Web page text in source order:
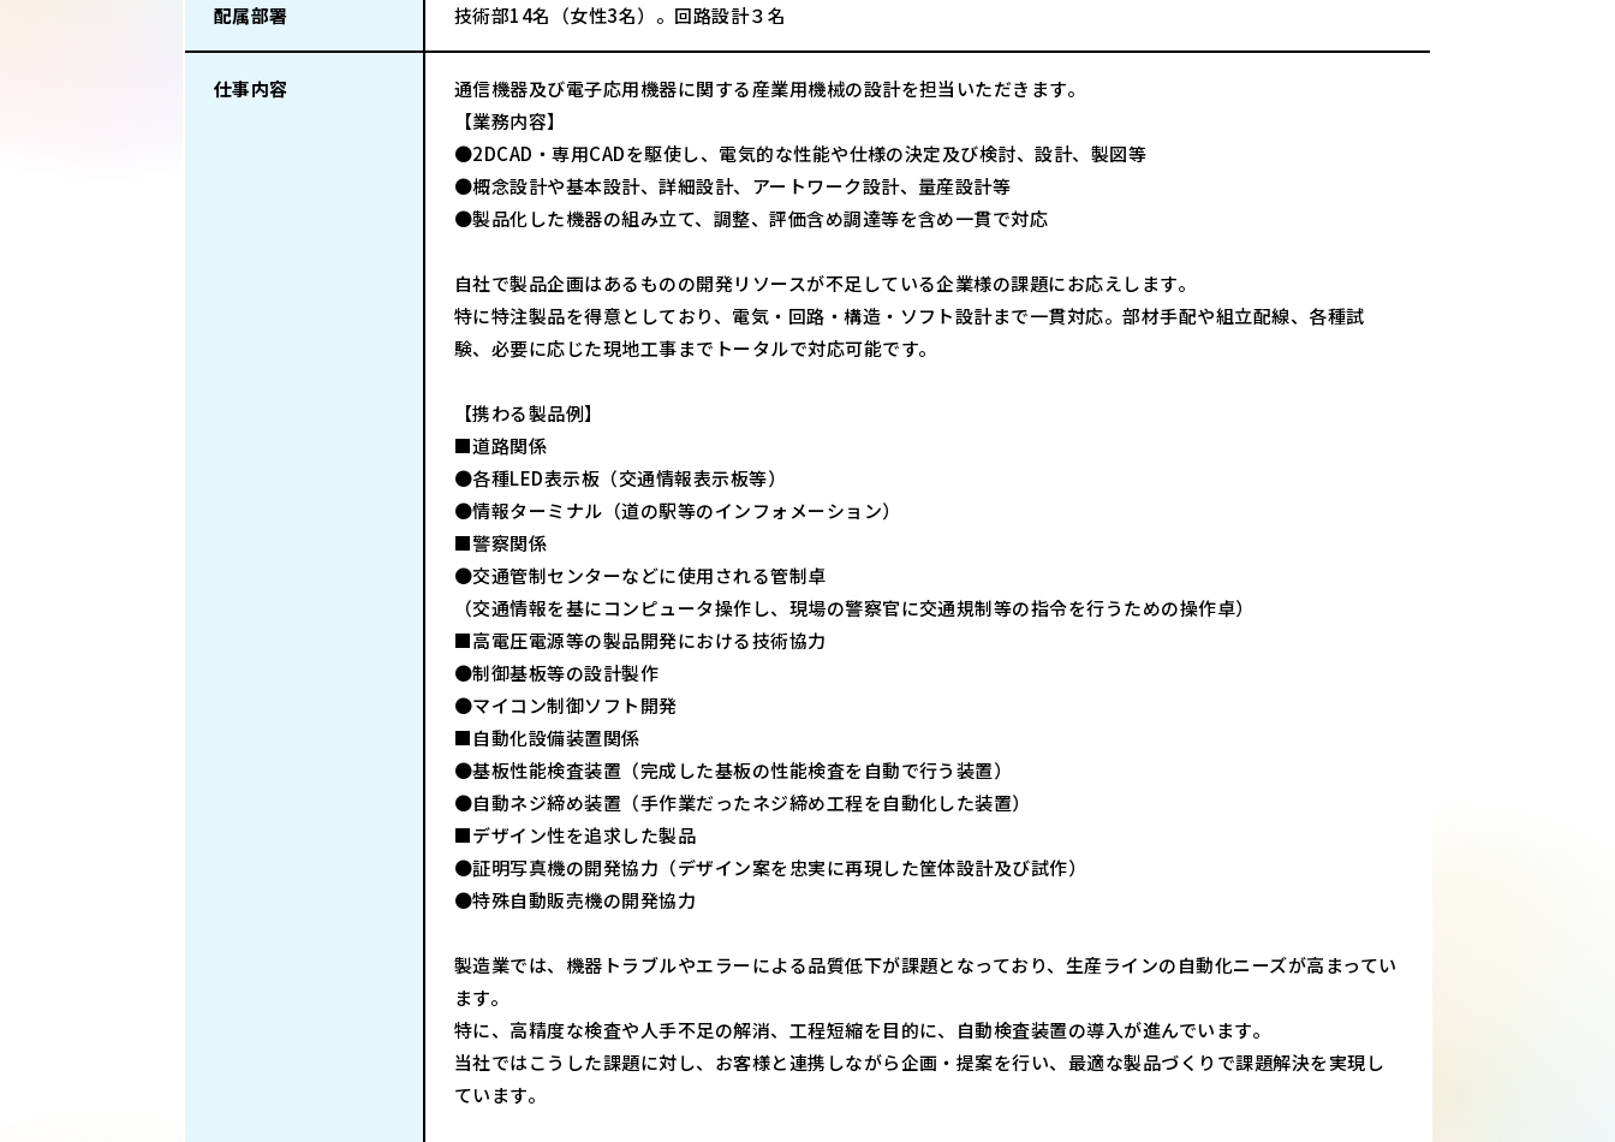
配属部署 技術部14名（女性3名）。回路設計３名
仕事内容
通信機器及び電子応用機器に関する産業用機械の設計を担当いただきます。
【業務内容】
●2DCAD・専用CADを駆使し、電気的な性能や仕様の決定及び検討、設計、製図等
●概念設計や基本設計、詳細設計、アートワーク設計、量産設計等
●製品化した機器の組み立て、調整、評価含め調達等を含め一貫で対応
自社で製品企画はあるものの開発リソースが不足している企業様の課題にお応えします。
特に特注製品を得意としており、電気・回路・構造・ソフト設計まで一貫対応。部材手配や組立配線、各種試
験、必要に応じた現地工事までトータルで対応可能です。
【携わる製品例】
■道路関係
●各種LED表示板（交通情報表示板等）
●情報ターミナル（道の駅等のインフォメーション）
■警察関係
●交通管制センターなどに使用される管制卓
（交通情報を基にコンピュータ操作し、現場の警察官に交通規制等の指令を行うための操作卓）
■高電圧電源等の製品開発における技術協力
●制御基板等の設計製作
●マイコン制御ソフト開発
■自動化設備装置関係
●基板性能検査装置（完成した基板の性能検査を自動で行う装置）
●自動ネジ締め装置（手作業だったネジ締め工程を自動化した装置）
■デザイン性を追求した製品
●証明写真機の開発協力（デザイン案を忠実に再現した筐体設計及び試作）
●特殊自動販売機の開発協力
製造業では、機器トラブルやエラーによる品質低下が課題となっており、生産ラインの自動化ニーズが高まってい
ます。
特に、高精度な検査や人手不足の解消、工程短縮を目的に、自動検査装置の導入が進んでいます。
当社ではこうした課題に対し、お客様と連携しながら企画・提案を行い、最適な製品づくりで課題解決を実現し
ています。